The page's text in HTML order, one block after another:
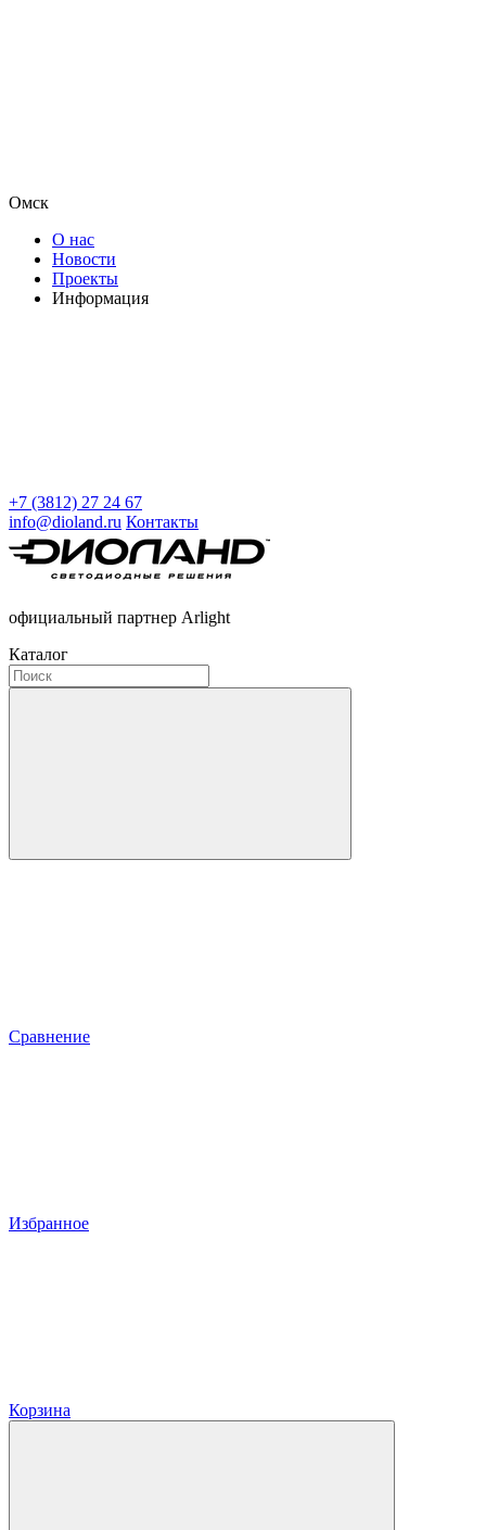
Омск
О нас
Новости
Проекты
Информация
+7 (3812) 27 24 67
info@dioland.ru Контакты
официальный партнер Arlight
Каталог
Сравнение
Избранное
Корзина